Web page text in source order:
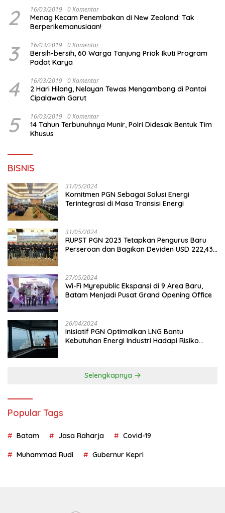
2 16/03/2019 0 Komentar
Menag Kecam Penembakan di New Zealand: Tak
Berperikemanusiaan!
3 16/03/2019 0 Komentar
Bersih-bersih, 60 Warga Tanjung Priok Ikuti Program
Padat Karya
4 16/03/2019 0 Komentar
2 Hari Hilang, Nelayan Tewas Mengambang di Pantai
Cipalawah Garut
5 16/03/2019 0 Komentar
14 Tahun Terbunuhnya Munir, Polri Didesak Bentuk Tim
Khusus
BISNIS
31/05/2024
Komitmen PGN Sebagai Solusi Energi
Terintegrasi di Masa Transisi Energi
31/05/2024
RUPST PGN 2023 Tetapkan Pengurus Baru
Perseroan dan Bagikan Deviden USD 222,43
27/05/2024
Wi-Fi Myrepublic Ekspansi di 9 Area Baru,
Batam Menjadi Pusat Grand Opening Office
26/04/2024
Inisiatif PGN Optimalkan LNG Bantu
Kebutuhan Energi Industri Hadapi Risiko
Selengkapnya
Popular Tags
Batam Jasa Raharja Covid-19
Muhammad Rudi Gubernur Kepri